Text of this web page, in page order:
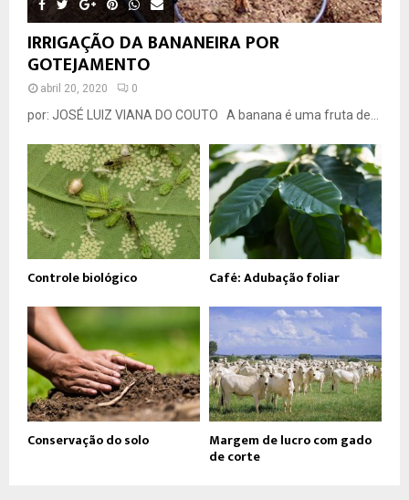
IRRIGAÇÃO DA BANANEIRA POR
GOTEJAMENTO
abril 20, 2020 0
por: JOSÉ LUIZ VIANA DO COUTO A banana é uma fruta de...
Controle biológico Café: Adubação foliar
Conservação do solo Margem de lucro com gado
de corte